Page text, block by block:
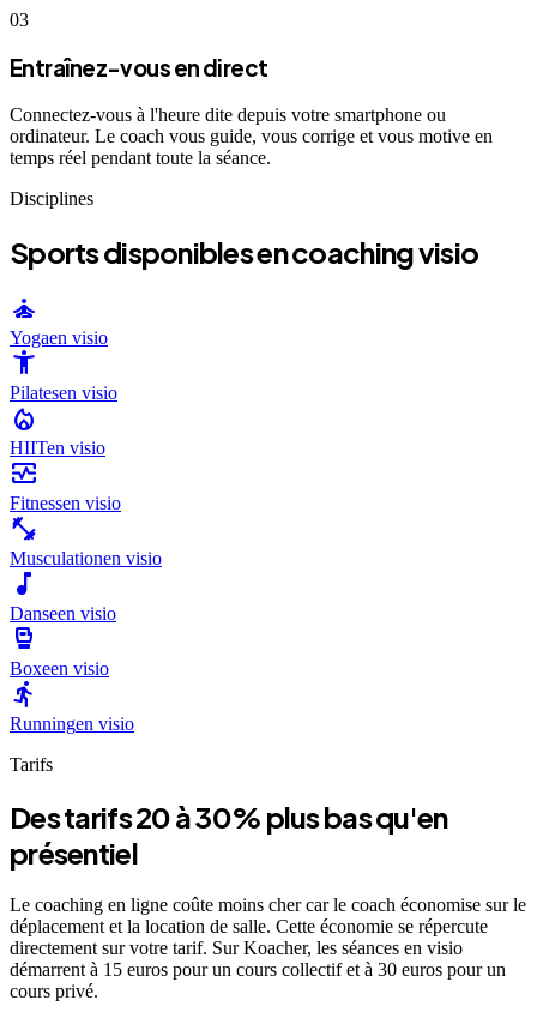
03
Entraînez-vous en direct
Connectez-vous à l'heure dite depuis votre smartphone ou
ordinateur. Le coach vous guide, vous corrige et vous motive en
temps réel pendant toute la séance.
Disciplines
Sports disponibles en coaching visio
self_improvement
Yogaen visio
accessibility_new
Pilatesen visio
local_fire_department
HIITen visio
monitor_heart
Fitnessen visio
fitness_center
Musculationen visio
music_note
Danseen visio
sports_mma
Boxeen visio
directions_run
Runningen visio
Tarifs
Des tarifs 20 à 30% plus bas qu'en
présentiel
Le coaching en ligne coûte moins cher car le coach économise sur le
déplacement et la location de salle. Cette économie se répercute
directement sur votre tarif. Sur Koacher, les séances en visio
démarrent à 15 euros pour un cours collectif et à 30 euros pour un
cours privé.